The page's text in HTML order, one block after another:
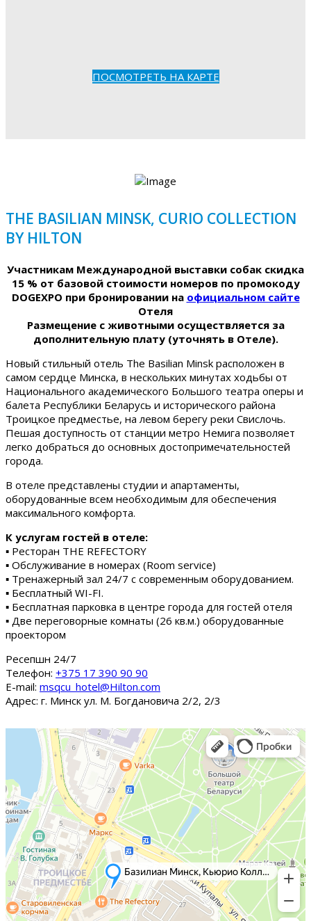
ПОСМОТРЕТЬ НА КАРТЕ
THE BASILIAN MINSK, CURIO COLLECTION
BY HILTON
Участникам Международной выставки собак скидка
15 % от базовой стоимости номеров по промокоду
DOGEXPO при бронировании на официальном сайте
Отеля
Размещение с животными осуществляется за
дополнительную плату (уточнять в Отеле).
Новый стильный отель The Basilian Minsk расположен в
самом сердце Минска, в нескольких минутах ходьбы от
Национального академического Большого театра оперы и
балета Республики Беларусь и исторического района
Троицкое предместье, на левом берегу реки Свислочь.
Пешая доступность от станции метро Немига позволяет
легко добраться до основных достопримечательностей
города.
В отеле представлены студии и апартаменты,
оборудованные всем необходимым для обеспечения
максимального комфорта.
К услугам гостей в отеле:
▪ Ресторан THE REFECTORY
▪ Обслуживание в номерах (Room service)
▪ Тренажерный зал 24/7 с современным оборудованием.
▪ Бесплатный WI-FI.
▪ Бесплатная парковка в центре города для гостей отеля
▪ Две переговорные комнаты (26 кв.м.) оборудованные
проектором
Ресепшн 24/7
Tелефон: +375 17 390 90 90
E-mail: msqcu_hotel@Hilton.com
Адрес: г. Минск ул. М. Богдановича 2/2, 2/3